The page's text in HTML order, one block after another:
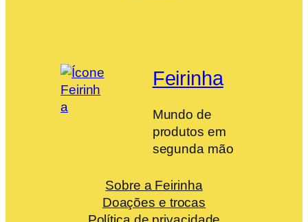
Feirinha
Mundo de
produtos em
segunda mão
Sobre a Feirinha
Doações e trocas